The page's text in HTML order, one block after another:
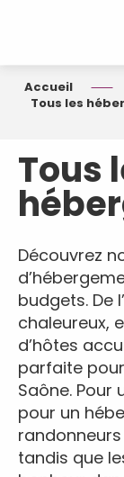
Accueil
Tous les
Tous
Découvrez
budgets. De
chaleureux,
d’hôtes
parfaite
Saône. Pour
pour un
tandis que